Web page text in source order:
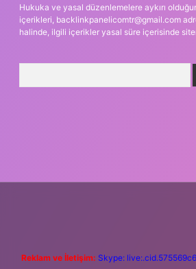
Hukuka ve yasal düzenlemelere aykırı
içerikleri, backlinkpanelicomtr@gmail.com
halinde, ilgili içerikler yasal süre içerisinde
Reklam ve İletişim: Skype: